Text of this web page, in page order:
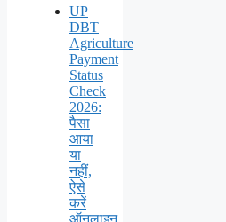
UP
DBT
Agriculture
Payment
Status
Check
2026:
पैसा
आया
या
नहीं,
ऐसे
करें